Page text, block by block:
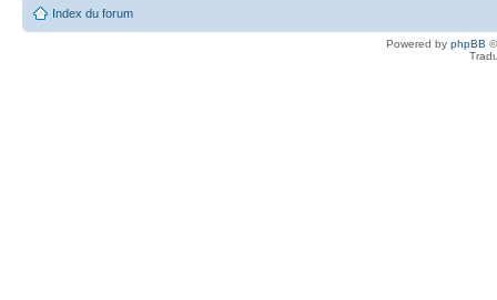
Index du forum
Powered by phpBB